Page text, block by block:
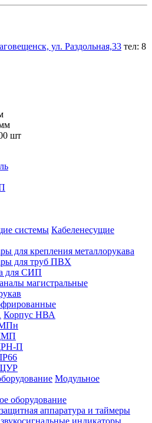
ул. Раздольная,33 тел: 8
шт
Кабеленесущие
для крепления металлорукава
для труб ПВХ
для СИП
магистральные
Корпус НВА
П
Модульное
оборудование
аппаратура и таймеры
индикаторы